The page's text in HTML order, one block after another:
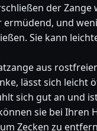
der
ermüdend, und
Sie kann
aus
lässt sich leicht
sich gut an und
sie bei Ihren
Zecken zu